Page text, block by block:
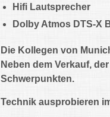
Hifi Lautsprecher
Dolby Atmos DTS-X
Die Kollegen von
Neben dem Verkauf,
Schwerpunkten.
Technik ausprobieren